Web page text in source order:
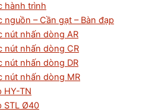
hành trình
nguồn – Cần gạt – Bàn đạp
nút nhấn dòng AR
nút nhấn dòng CR
nút nhấn dòng DR
nút nhấn dòng MR
HY-TN
STL Ø40